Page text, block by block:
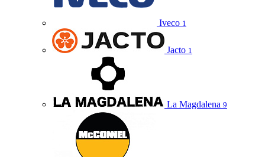
Iveco 1
Jacto 1
La Magdalena 9